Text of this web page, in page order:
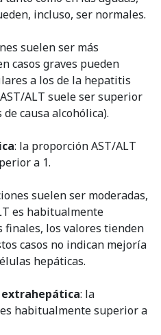
incluso, ser normales.
suelen ser más
casos graves pueden
a los de la hepatitis
ALT suele ser superior
causa alcohólica).
: la proporción AST/ALT
a 1.
suelen ser moderadas,
es habitualmente
finales, los valores tienden
casos no indican mejoría
hepáticas.
: la
habitualmente superior a